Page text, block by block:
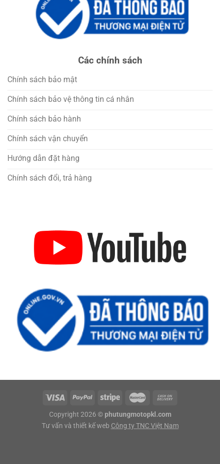
Các chính sách
Chính sách bảo mật
Chính sách bảo vệ thông tin cá nhân
Chính sách bảo hành
Chính sách vận chuyển
Hướng dẫn đặt hàng
Chính sách đổi, trả hàng
Copyright 2026 © phutungmotopkl.com
Tư vấn và thiết kế web Công ty TNC Việt Nam